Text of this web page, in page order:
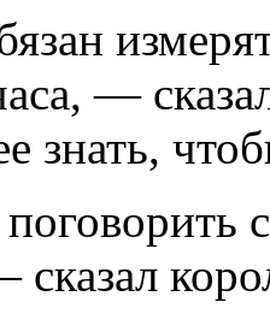
—
знать,
с